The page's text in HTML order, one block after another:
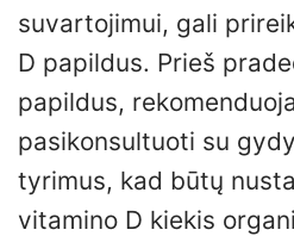
suvartojimui, gali
D papildus. Prieš
papildus,
pasikonsultuoti su
tyrimus, kad būtų
vitamino D kiekis